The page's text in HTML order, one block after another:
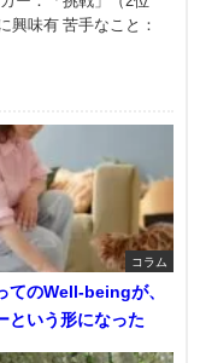
興味有 苦手なこと：
コラム
てのWell-beingが、
という形になった